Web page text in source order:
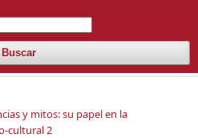
Buscar
y mitos: su papel en la
cultural 2